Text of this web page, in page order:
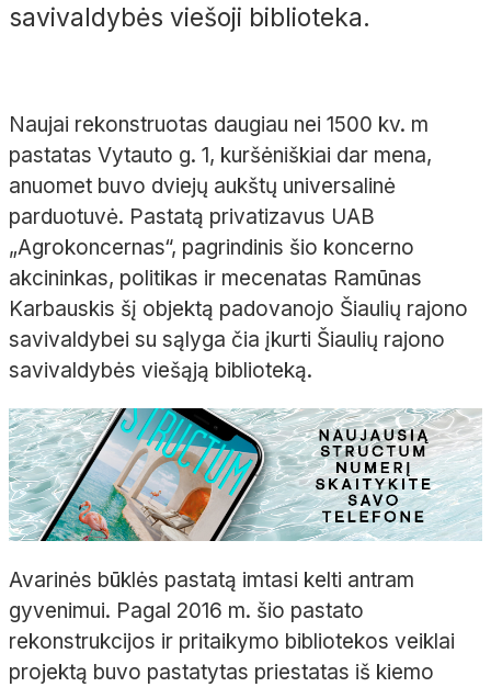
savivaldybės viešoji biblioteka.
Naujai rekonstruotas daugiau nei 1500 kv. m
pastatas Vytauto g. 1, kuršėniškiai dar mena,
anuomet buvo dviejų aukštų universalinė
parduotuvė. Pastatą privatizavus UAB
„Agrokoncernas“, pagrindinis šio koncerno
akcininkas, politikas ir mecenatas Ramūnas
Karbauskis šį objektą padovanojo Šiaulių rajono
savivaldybei su sąlyga čia įkurti Šiaulių rajono
savivaldybės viešąją biblioteką.
Avarinės būklės pastatą imtasi kelti antram
gyvenimui. Pagal 2016 m. šio pastato
rekonstrukcijos ir pritaikymo bibliotekos veiklai
projektą buvo pastatytas priestatas iš kiemo